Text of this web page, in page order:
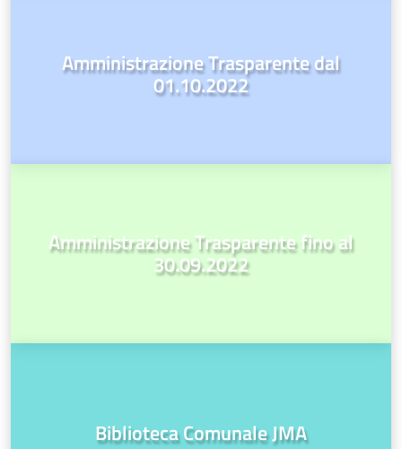
Amministrazione Trasparente dal
01.10.2022
Amministrazione Trasparente fino al
30.09.2022
Biblioteca Comunale JMA